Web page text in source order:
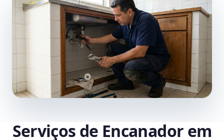
Serviços de Encanador em